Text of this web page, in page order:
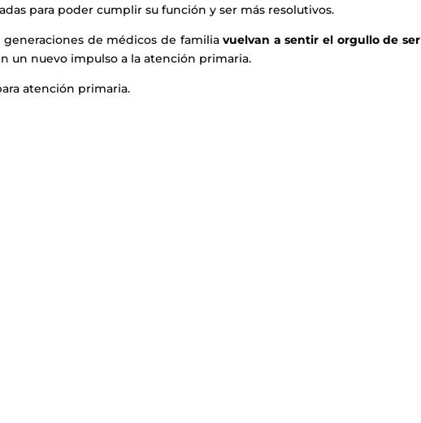
para poder cumplir su función y ser más resolutivos.
generaciones de médicos de familiavuelvan a sentir el orgullo de ser
un nuevo impulso a la atención primaria.
atención primaria.